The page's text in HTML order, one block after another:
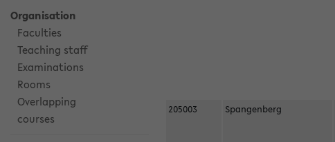
Organisation
Faculties
Teaching staff
Examinations
Rooms
Overlapping
courses
205003 Spangenberg